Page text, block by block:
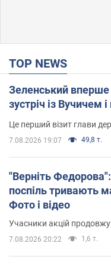
TOP NEWS
Зеленський вперше
зустріч із Вучичем
Це перший візит глави
7.08.2026 19:07 49,8 т.
"Верніть
поспіль тривають
Фото і відео
Учасники акцій
7.08.2026 20:22 1,6 т.